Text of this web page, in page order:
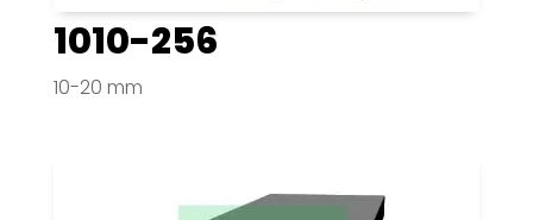
1010-256
10-20 mm